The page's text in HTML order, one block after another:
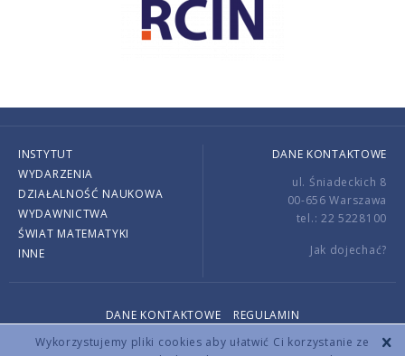
Wykorzystujemy pliki cookies aby ułatwić Ci korzystanie ze
INSTYTUT
WYDARZENIA
DZIAŁALNOŚĆ NAUKOWA
WYDAWNICTWA
ŚWIAT MATEMATYKI
INNE
DANE KONTAKTOWE
ul. Śniadeckich 8
00-656 Warszawa
tel.: 22 5228100
Jak dojechać?
DANE KONTAKTOWE
REGULAMIN
Copyright © 2026 by IMPAN. All rights reserved.